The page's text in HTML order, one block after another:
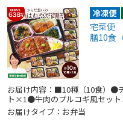
宅菜便
膳10食
お届け内容：■10種（10食）●
ト×1●牛肉のプルコギ風セッ
お届けタイプ：お弁当